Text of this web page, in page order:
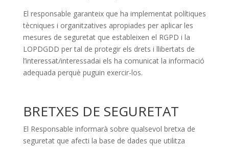
El responsable garanteix que ha implementat polítiques
tècniques i organitzatives apropiades per aplicar les
mesures de seguretat que estableixen el RGPD i la
LOPDGDD per tal de protegir els drets i llibertats de
l’interessat/interessadai els ha comunicat la informació
adequada perquè puguin exercir-los.
BRETXES DE SEGURETAT
El Responsable informarà sobre qualsevol bretxa de
seguretat que afecti la base de dades que utilitza